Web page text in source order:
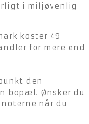
i miljøvenlig
koster 49
for mere end
den
bopæl. Ønsker du
når du